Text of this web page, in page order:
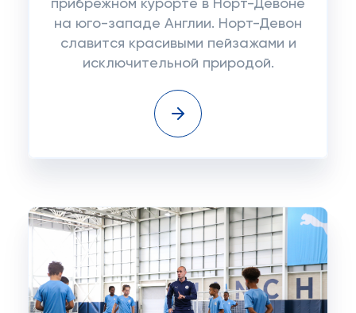
прибрежном курорте в Норт-Девоне
на юго-западе Англии. Норт-Девон
славится красивыми пейзажами и
исключительной природой.